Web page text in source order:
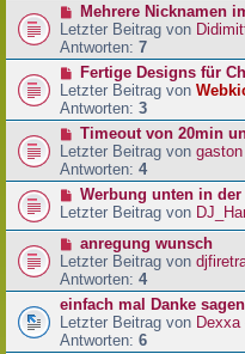
Mehrere Nicknamen
Letzter Beitrag von
Antworten: 7
Fertige Designs für
Letzter Beitrag von
Antworten: 3
Timeout von 20min
Letzter Beitrag von gaston
Antworten: 4
Werbung unten in der
Letzter Beitrag von
anregung wunsch
Letzter Beitrag von
Antworten: 4
einfach mal Danke sagen
Letzter Beitrag von Dexxa
Antworten: 6